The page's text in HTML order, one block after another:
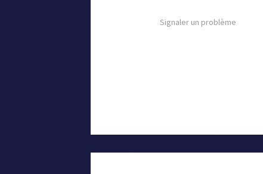
Signaler un problème